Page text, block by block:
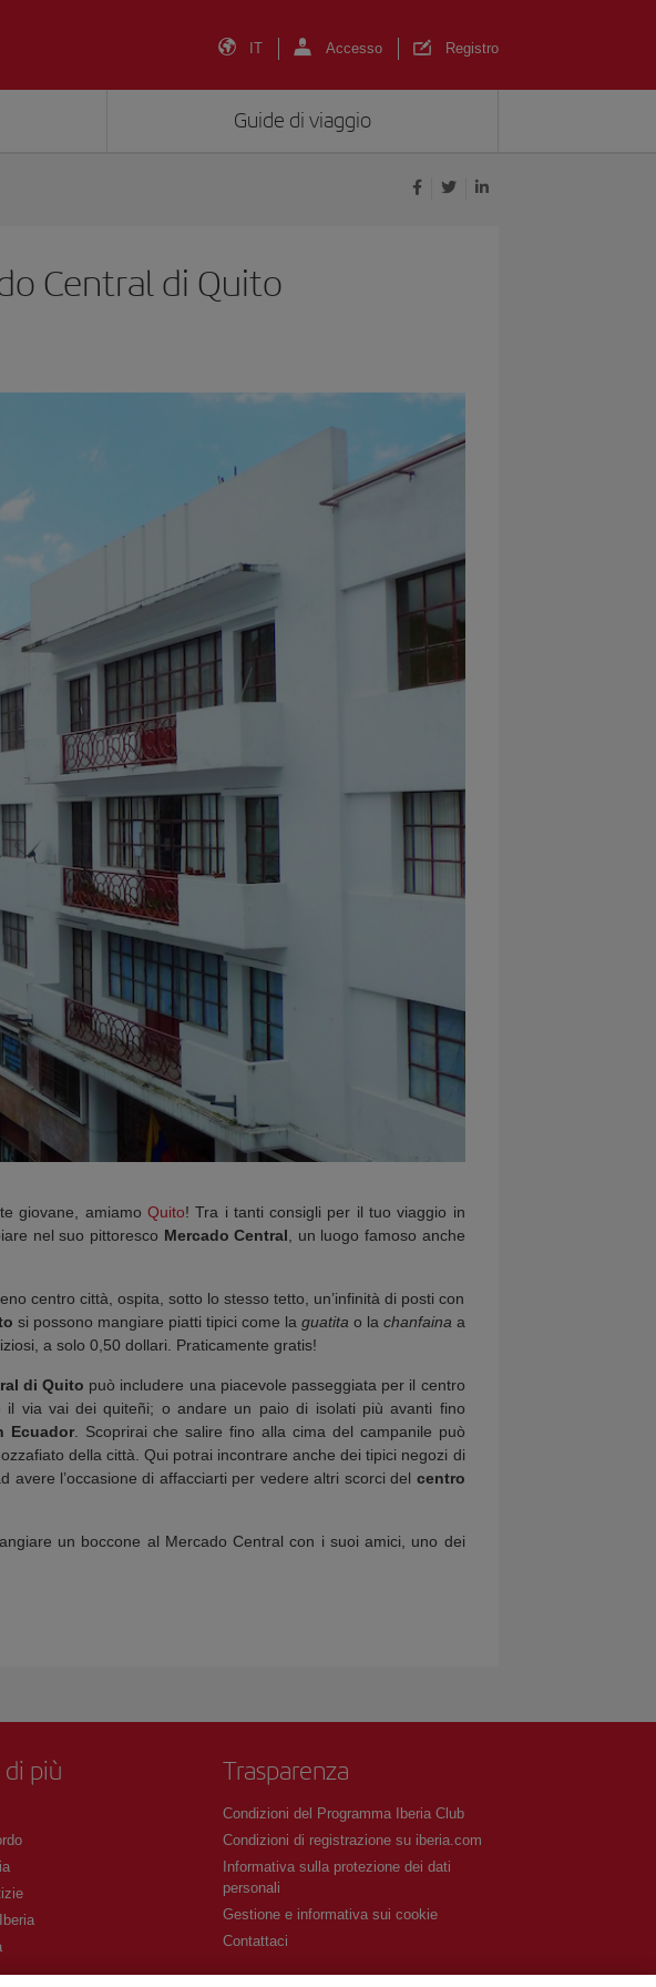
IT Accesso Registro
Guide di viaggio
Central di Quito
giovane, amiamoQuito! Tra i tanti consigli per il tuo viaggio in
nel suo pittoresco Mercado Central , un luogo famoso anche
centro città, ospita, sotto lo stesso tetto, un’infinità di posti con
si possono mangiare piatti tipici come la guatita o la chanfaina a
a solo 0,50 dollari. Praticamente gratis!
di Quito può includere una piacevole passeggiata per il centro
il via vai dei quiteñi; o andare un paio di isolati più avanti fino
Ecuador. Scoprirai che salire fino alla cima del campanile può
della città. Qui potrai incontrare anche dei tipici negozi di
l’occasione di affacciarti per vedere altri scorci del centro
un boccone al Mercado Central con i suoi amici, uno dei
di più Trasparenza
Condizioni del Programma Iberia Club
Condizioni di registrazione su iberia.com
Informativa sulla protezione dei dati
personali
Gestione e informativa sui cookie
Contattaci